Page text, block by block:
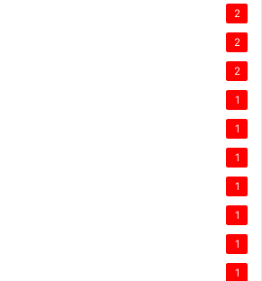
2
2
2
1
1
1
1
1
1
1